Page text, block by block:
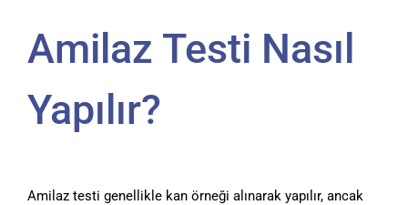
Amilaz Testi Nasıl
Yapılır?
Amilaz testi genellikle kan örneği alınarak yapılır, ancak